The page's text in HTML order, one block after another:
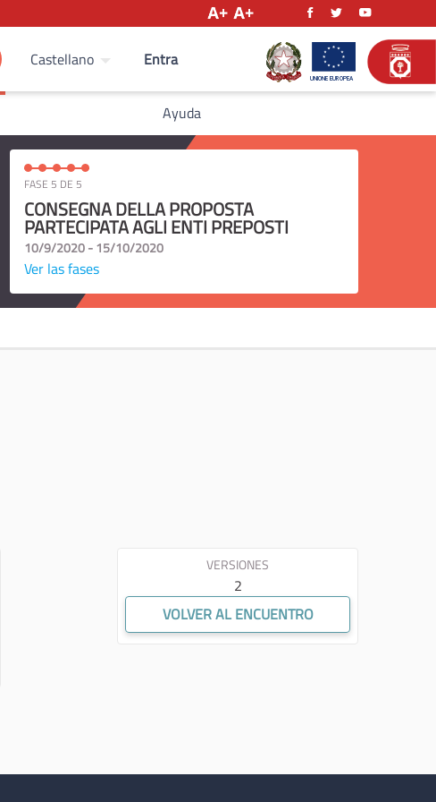
Castellano Entra
Ayuda
FASE 5 DE 5
CONSEGNA DELLA PROPOSTA
PARTECIPATA AGLI ENTI PREPOSTI
10/9/2020 - 15/10/2020
Ver las fases
VERSIONES
2
VOLVER AL ENCUENTRO